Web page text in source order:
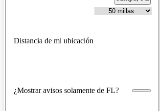
Distancia de mi ubicación
¿Mostrar avisos solamente de FL?